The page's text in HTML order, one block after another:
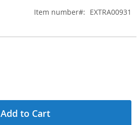
Item number EXTRA00931
Add to Cart